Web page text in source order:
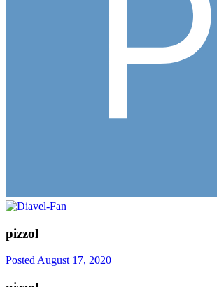
pizzol
Posted August 17, 2020